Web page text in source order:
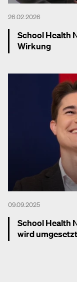
26.02.2026
School Health
Wirkung
09.09.2025
School Health
wird umgesetzt